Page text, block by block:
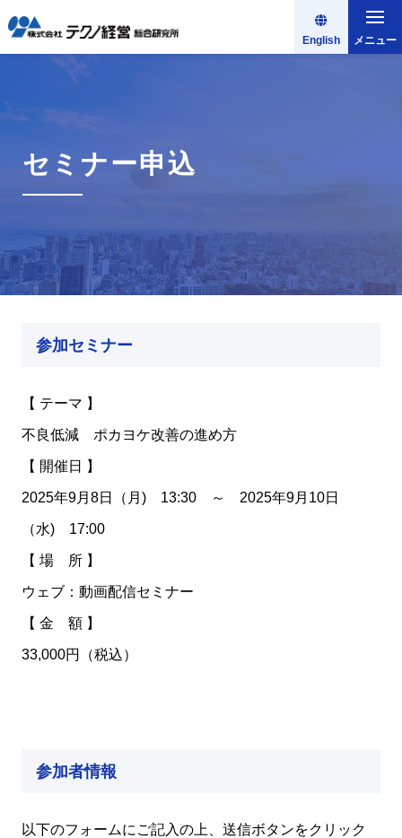
English メニュー
セミナー申込
参加セミナー
【 テーマ 】
不良低減 ポカヨケ改善の進め方
【 開催日 】
2025年9月8日（月) 13:30 ～ 2025年9月10日
（水) 17:00
【 場 所 】
ウェブ：動画配信セミナー
【 金 額 】
33,000円（税込）
参加者情報
以下のフォームにご記入の上、送信ボタンをクリック